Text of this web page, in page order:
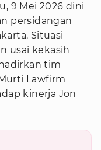
9 Mei 2026 dini
persidangan
Situasi
usai kekasih
tim
Lawfirm
kinerja Jon